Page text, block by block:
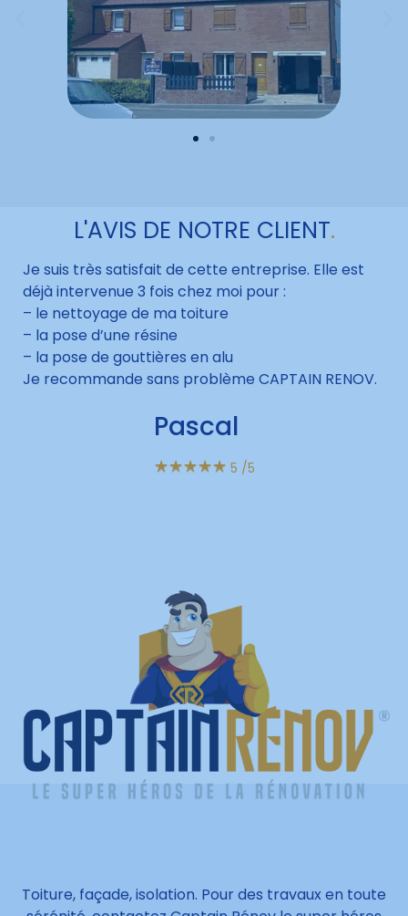
L'AVIS DE NOTRE CLIENT.
Je suis très satisfait de cette entreprise. Elle est
déjà intervenue 3 fois chez moi pour :
– le nettoyage de ma toiture
– la pose d’une résine
– la pose de gouttières en alu
Je recommande sans problème CAPTAIN RENOV.
Pascal
☆☆☆☆☆ 5 /5
Toiture, façade, isolation. Pour des travaux en toute